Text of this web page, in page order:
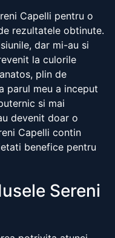
Capelli pentru o
rezultatele obtinute.
dar mi-au si
la culorile
plin de
parul meu a inceput
si mai
devenit doar o
Capelli contin
benefice pentru
Sereni